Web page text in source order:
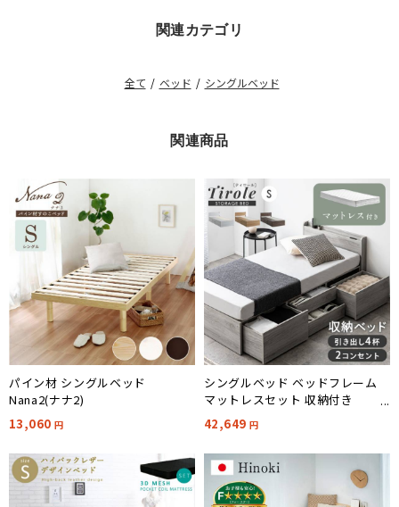
関連カテゴリ
全て / ベッド / シングルベッド
関連商品
パイン材 シングルベッド
Nana2(ナナ2)
13,060 円
シングルベッド ベッドフレーム
マットレスセット 収納付き
Tirole(ティロール) 4色対応
42,649 円